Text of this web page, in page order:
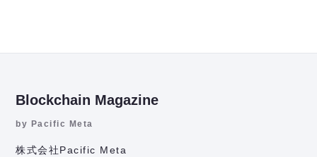
Blockchain Magazine
by Pacific Meta
株式会社Pacific Meta